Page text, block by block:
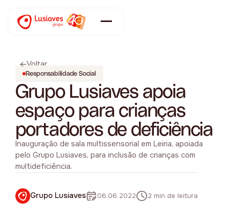
Voltar
Responsabilidade Social
Grupo Lusiaves apoia
espaço para crianças
portadores de deficiência
Inauguração de sala multissensorial em Leiria, apoiada
pelo Grupo Lusiaves, para inclusão de crianças com
multideficiência.
Grupo Lusiaves 06.06.2022 2 min de leitura